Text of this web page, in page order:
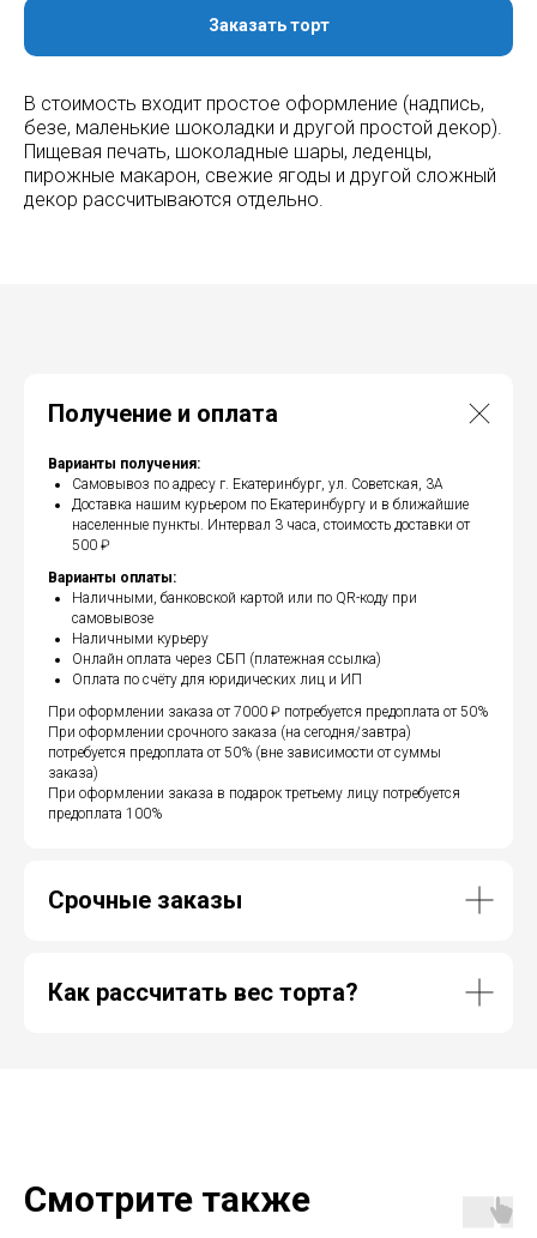
Заказать торт
В стоимость входит простое оформление (надпись,
безе, маленькие шоколадки и другой простой декор).
Пищевая печать, шоколадные шары, леденцы,
пирожные макарон, свежие ягоды и другой сложный
декор рассчитываются отдельно.
Получение и оплата
Варианты получения:
Самовывоз по адресу г. Екатеринбург, ул. Советская, 3А
Доставка нашим курьером по Екатеринбургу и в ближайшие
населенные пункты. Интервал 3 часа, стоимость доставки от
500 ₽
Варианты оплаты:
Наличными, банковской картой или по QR-коду при
самовывозе
Наличными курьеру
Онлайн оплата через СБП (платежная ссылка)
Оплата по счёту для юридических лиц и ИП
При оформлении заказа от 7000 ₽ потребуется предоплата от 50%
При оформлении срочного заказа (на сегодня/завтра)
потребуется предоплата от 50% (вне зависимости от суммы
заказа)
При оформлении заказа в подарок третьему лицу потребуется
предоплата 100%
Срочные заказы
Как рассчитать вес торта?
Смотрите также